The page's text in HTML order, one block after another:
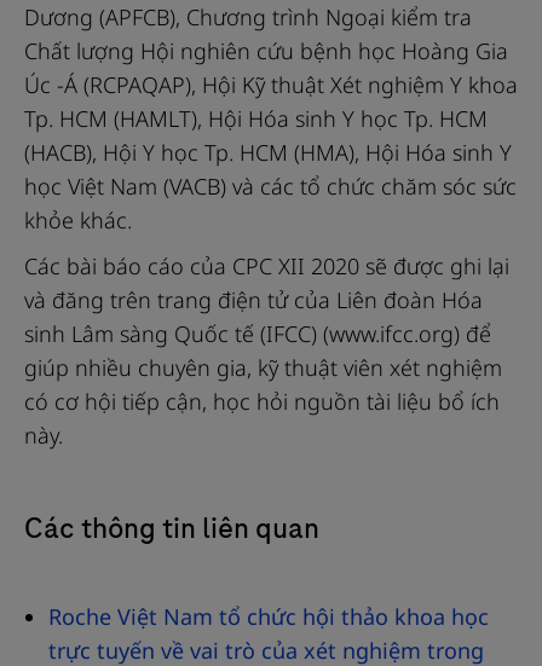
Dương (APFCB), Chương trình Ngoại kiểm tra
Chất lượng Hội nghiên cứu bệnh học Hoàng Gia
Úc -Á (RCPAQAP), Hội Kỹ thuật Xét nghiệm Y khoa
Tp. HCM (HAMLT), Hội Hóa sinh Y học Tp. HCM
(HACB), Hội Y học Tp. HCM (HMA), Hội Hóa sinh Y
học Việt Nam (VACB) và các tổ chức chăm sóc sức
khỏe khác.
Các bài báo cáo của CPC XII 2020 sẽ được ghi lại
và đăng trên trang điện tử của Liên đoàn Hóa
sinh Lâm sàng Quốc tế (IFCC) (www.ifcc.org) để
giúp nhiều chuyên gia, kỹ thuật viên xét nghiệm
có cơ hội tiếp cận, học hỏi nguồn tài liệu bổ ích
này.
Các thông tin liên quan
Roche Việt Nam tổ chức hội thảo khoa học
trực tuyến về vai trò của xét nghiệm trong